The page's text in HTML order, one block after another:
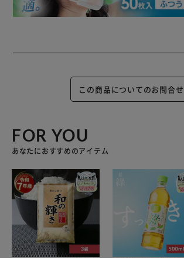
この商品についてのお問合せ
FOR YOU
あなたにおすすめのアイテム